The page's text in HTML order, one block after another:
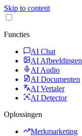
Skip to content
Functies
AI Chat
AI Afbeeldingen
AI Audio
AI Documenten
AI Vertaler
AI Detector
Oplossingen
Merkmarketing